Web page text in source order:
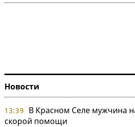
Новости
13:39
В Красном Селе мужчина
скорой помощи